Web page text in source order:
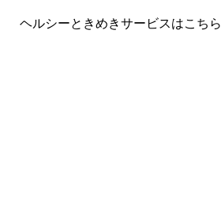
ヘルシーときめきサービスはこちら